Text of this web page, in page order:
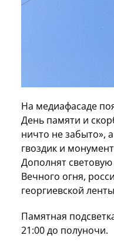
На медиафасаде
День памяти и
ничто не забыто»,
гвоздик и
Дополнят
Вечного огня,
георгиевской
Памятная
21:00 до полуночи.